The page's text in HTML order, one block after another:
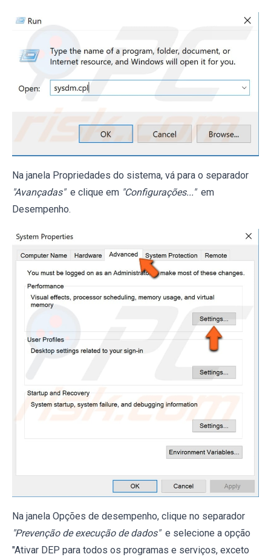
Na janela Propriedades do sistema, vá para o separador
"Avançadas" e clique em "Configurações..." em
Desempenho.
Na janela Opções de desempenho, clique no separador
"Prevenção de execução de dados" e selecione a opção
"Ativar DEP para todos os programas e serviços, exceto